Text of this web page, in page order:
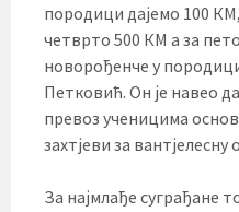
породици дајемо 100
четврто 500 КМ а за
новорођенче у
Петковић. Он је навео
превоз ученицима
захтјеви за
За најмлађе суграђане